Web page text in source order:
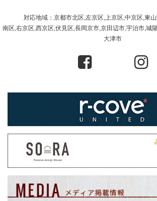
対応地域：京都市北区,左京区,上京区,中京区,東
南区,右京区,西京区,伏見区,長岡京市,京田辺市,宇治市,城
大津市